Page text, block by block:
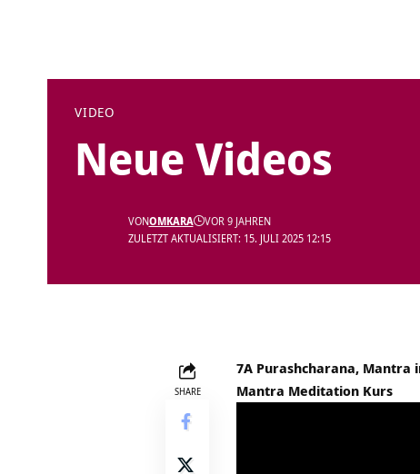
VIDEO
Neue Videos
ZULETZT AKTUALISIERT: 15. JULI 2025 12:15
VONOMKARA VOR 9 JAHREN
SHARE
7A Purashcharana, Mantra
Mantra Meditation Kurs